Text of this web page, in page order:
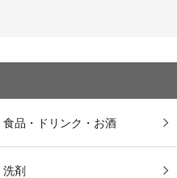
食品・ドリンク・お酒
洗剤